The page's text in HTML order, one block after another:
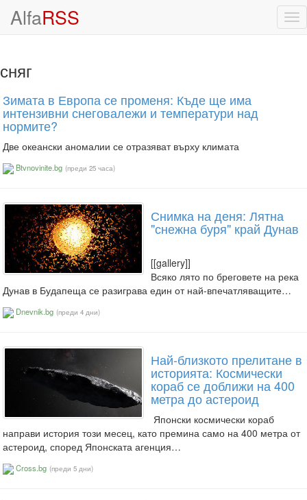
AlfaRSS
сняг
Зимата в Европа се променя: Къде ще има
интензивни снеговалежи и температури над
нормите?
Две океански аномалии се отразяват върху климата
Btvnovinite.bg (преди 25 часа)
Снимка на деня: Лятна
"снежна буря" край Дунав
[[gallery]]
Всяко лято по бреговете на река
Дунав в Будапеща се разиграва един от най-впечатляващите…
Dnevnik.bg (преди 4 дни)
Най-близкото прелитане в
историята: Космически
кораб се доближи на 400
метра до астероид
Японски космически кораб
направи история този месец, като премина само на 400 метра от
астероид, според Японската агенция…
Cross.bg (преди 5 дни)